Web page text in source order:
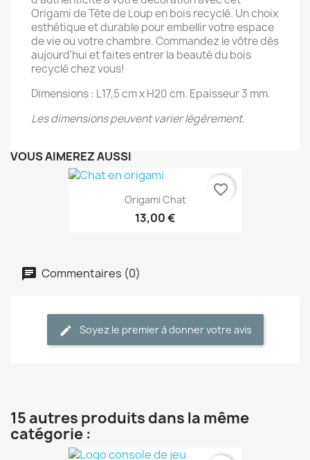
Origami de Tête de Loup en bois recyclé. Un choix
esthétique et durable pour embellir votre espace
de vie ou votre chambre. Commandez le vôtre dès
aujourd'hui et faites entrer la beauté du bois
recyclé chez vous!
Dimensions : L17,5 cm x H20 cm. Epaisseur 3 mm.
Les dimensions peuvent varier légèrement.
VOUS AIMEREZ AUSSI
Origami Chat
13,00 €
favorite_border
Commentaires (0)
Soyez le premier à donner votre avis
15 autres produits dans la même
catégorie :